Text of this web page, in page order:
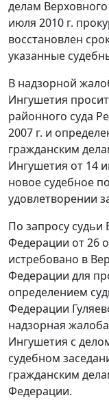
делам
июля 2010 г.
восстановлен
указанные
В надзорной
Ингушетия
районного суда
2007 г. и
гражданским
Ингушетия от 14
новое судебное
удовлетворении
По запросу судьи
Федерации от 26
истребовано в
Федерации для
определением
Федерации
надзорная
Ингушетия с
судебном
гражданским
Федерации.